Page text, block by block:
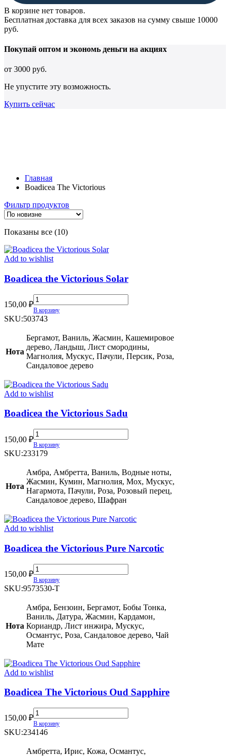
В корзине нет товаров.
Бесплатная доставка для всех заказов на сумму свыше 10000
руб.
Покупай оптом и экономь деньги на акциях
от 3000 руб.
Не упустите эту возможность.
Купить сейчас
Главная
Boadicea The Victorious
Фильтр продуктов
Показаны все (10)Сортировка:
недавние
Add to wishlist
Boadicea the Victorious Solar
150,00 ₽
Boadicea
the
Victorious
quantity
В корзину
SKU:503743
Нота
Бергамот, Ваниль, Жасмин, Кашемировое
дерево, Ландыш, Лист смородины,
Магнолия, Мускус, Пачули, Персик, Роза,
Сандаловое дерево
Add to wishlist
Boadicea the Victorious Sadu
150,00 ₽
Boadicea
the
Victorious
quantity
В корзину
SKU:233179
Нота
Амбра, Амбретта, Ваниль, Водные ноты,
Жасмин, Кумин, Магнолия, Мох, Мускус,
Нагармота, Пачули, Роза, Розовый перец,
Сандаловое дерево, Шафран
Add to wishlist
Boadicea the Victorious Pure Narcotic
150,00 ₽
Boadicea
the
Victorious
Narcotic
quantity
В корзину
SKU:9573530-T
Нота
Амбра, Бензоин, Бергамот, Бобы Тонка,
Ваниль, Датура, Жасмин, Кардамон,
Кориандр, Лист инжира, Мускус,
Османтус, Роза, Сандаловое дерево, Чай
Мате
Add to wishlist
Boadicea The Victorious Oud Sapphire
150,00 ₽
Boadicea
The
Victorious
Sapphire
В корзину
SKU:234146
Амбретта, Ирис, Кожа, Османтус,